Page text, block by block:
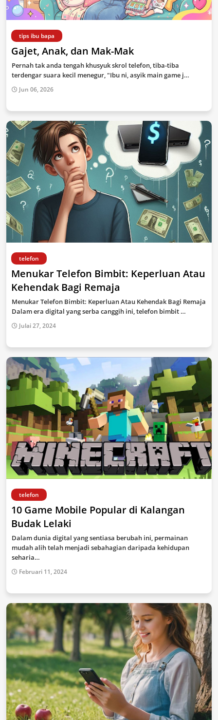
tips ibu bapa
Gajet, Anak, dan Mak-Mak
Pernah tak anda tengah khusyuk skrol telefon, tiba-tiba
terdengar suara kecil menegur, "Ibu ni, asyik main game j…
Jun 06, 2026
telefon
Menukar Telefon Bimbit: Keperluan Atau
Kehendak Bagi Remaja
Menukar Telefon Bimbit: Keperluan Atau Kehendak Bagi Remaja
Dalam era digital yang serba canggih ini, telefon bimbit …
Julai 27, 2024
telefon
10 Game Mobile Popular di Kalangan
Budak Lelaki
Dalam dunia digital yang sentiasa berubah ini, permainan
mudah alih telah menjadi sebahagian daripada kehidupan
seharia…
Februari 11, 2024